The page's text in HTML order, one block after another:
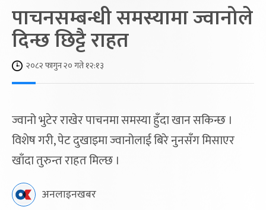
पाचनसम्बन्धी समस्यामा ज्वानोले
दिन्छ छिट्टै राहत
२०८२ फागुन २० गते १२:१३
ज्वानो भुटेर राखेर पाचनमा समस्या हुँदा खान सकिन्छ ।
विशेष गरी, पेट दुखाइमा ज्वानोलाई बिरे नुनसँग मिसाएर
खाँदा तुरुन्त राहत मिल्छ ।
अनलाइनखबर